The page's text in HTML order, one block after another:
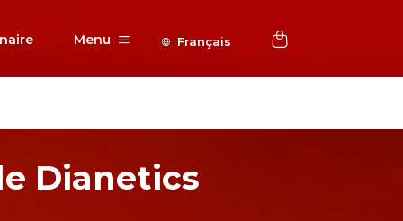
Menu Français
Dianetics